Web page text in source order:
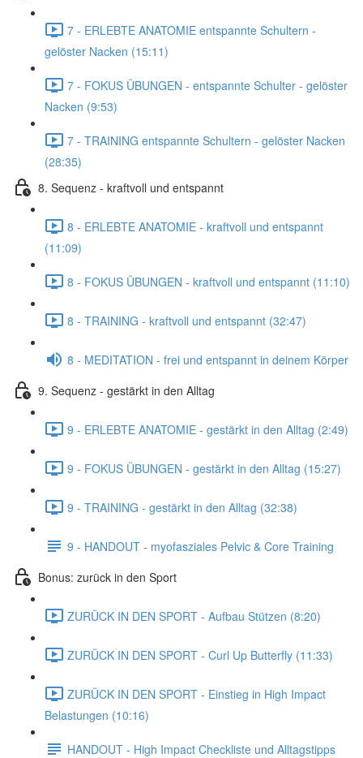
7 - ERLEBTE ANATOMIE entspannte Schultern -
gelöster Nacken (15:11)
7 - FOKUS ÜBUNGEN - entspannte Schulter - gelöster
Nacken (9:53)
7 - TRAINING entspannte Schultern - gelöster Nacken
(28:35)
8. Sequenz - kraftvoll und entspannt
8 - ERLEBTE ANATOMIE - kraftvoll und entspannt
(11:09)
8 - FOKUS ÜBUNGEN - kraftvoll und entspannt (11:10)
8 - TRAINING - kraftvoll und entspannt (32:47)
8 - MEDITATION - frei und entspannt in deinem Körper
9. Sequenz - gestärkt in den Alltag
9 - ERLEBTE ANATOMIE - gestärkt in den Alltag (2:49)
9 - FOKUS ÜBUNGEN - gestärkt in den Alltag (15:27)
9 - TRAINING - gestärkt in den Alltag (32:38)
9 - HANDOUT - myofasziales Pelvic & Core Training
Bonus: zurück in den Sport
ZURÜCK IN DEN SPORT - Aufbau Stützen (8:20)
ZURÜCK IN DEN SPORT - Curl Up Butterfly (11:33)
ZURÜCK IN DEN SPORT - Einstieg in High Impact
Belastungen (10:16)
HANDOUT - High Impact Checkliste und Alltagstipps